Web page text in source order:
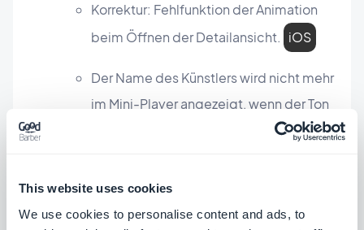
This website uses cookies
We use cookies to personalise content and ads, to
Korrektur: Fehlfunktion der Animation
beim Öffnen der Detailansicht. iOS
Der Name des Künstlers wird nicht mehr
im Mini-Player angezeigt, wenn der Ton
aus einem Bereich von Podcasts
Bereich Karte